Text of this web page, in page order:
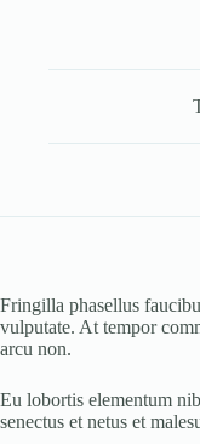
Fringilla phasellus
vulputate. At tempor
arcu non.
Eu lobortis elementum
senectus et netus et